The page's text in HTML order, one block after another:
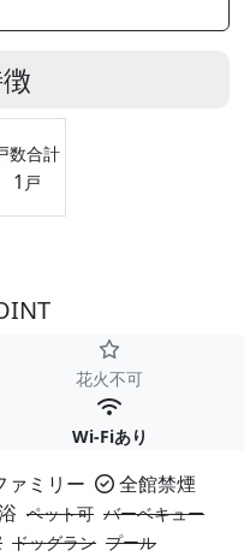
数合計
1 戸
花火不可
Wi-Fiあり
ァミリー
全館禁煙
ペット可 バーベキュー
ドッグラン プール